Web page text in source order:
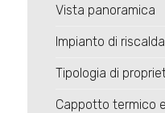
Vista panoramica
Impianto di
Tipologia di
Cappotto termico